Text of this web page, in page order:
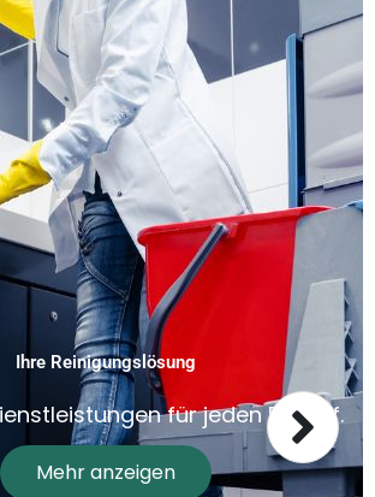
Ihre Reinigungslösung
für jeden Bedarf.
Mehr anzeigen